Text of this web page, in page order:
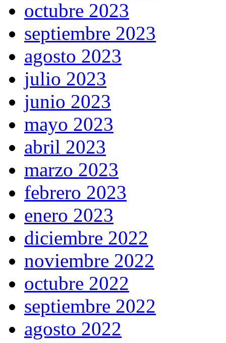
octubre 2023
septiembre 2023
agosto 2023
julio 2023
junio 2023
mayo 2023
abril 2023
marzo 2023
febrero 2023
enero 2023
diciembre 2022
noviembre 2022
octubre 2022
septiembre 2022
agosto 2022